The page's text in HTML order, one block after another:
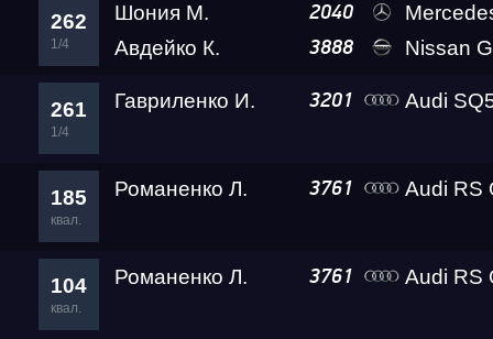
262
1/4
Шония М. 2040
Mercedes-Benz
Авдейко К.
3888 Nissan GT-R
261
1/4
Гавриленко И. 3201 Audi SQ5 Ада
185
квал.
Романенко Л. 3761 Audi RS
104
квал.
Романенко Л. 3761 Audi RS